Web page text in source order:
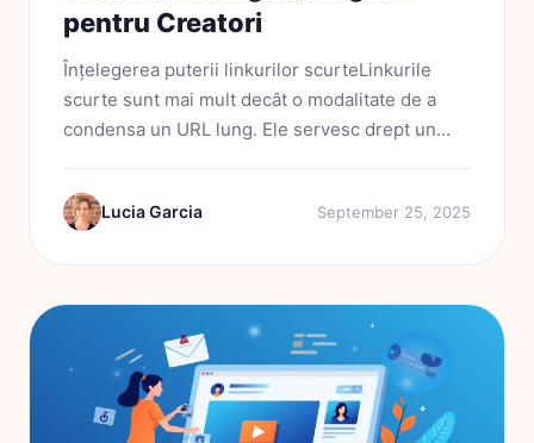
pentru Creatori
Înțelegerea puterii linkurilor scurteLinkurile
scurte sunt mai mult decât o modalitate de a
condensa un URL lung. Ele servesc drept un
și pentru strategiile de marketing. Atunci când
distribuiți...
Lucia Garcia September 25, 2025